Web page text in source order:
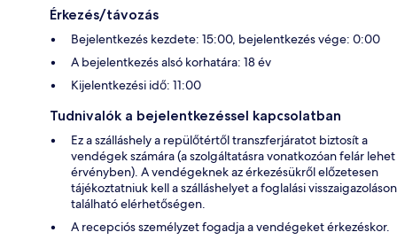
Érkezés/távozás
Bejelentkezés kezdete: 15:00, bejelentkezés vége: 0:00
A bejelentkezés alsó korhatára: 18 év
Kijelentkezési idő: 11:00
Tudnivalók a bejelentkezéssel kapcsolatban
Ez a szálláshely a repülőtértől transzferjáratot biztosít a
vendégek számára (a szolgáltatásra vonatkozóan felár lehet
érvényben). A vendégeknek az érkezésükről előzetesen
tájékoztatniuk kell a szálláshelyet a foglalási visszaigazoláson
található elérhetőségen.
A recepciós személyzet fogadja a vendégeket érkezéskor.